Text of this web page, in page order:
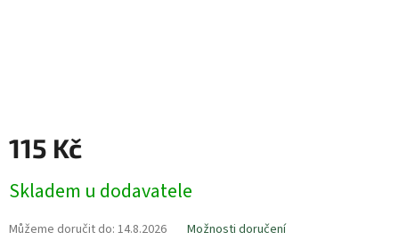
115 Kč
cena:
Skladem u dodavatele
Můžeme doručit do: 14.8.2026 Možnosti doručení